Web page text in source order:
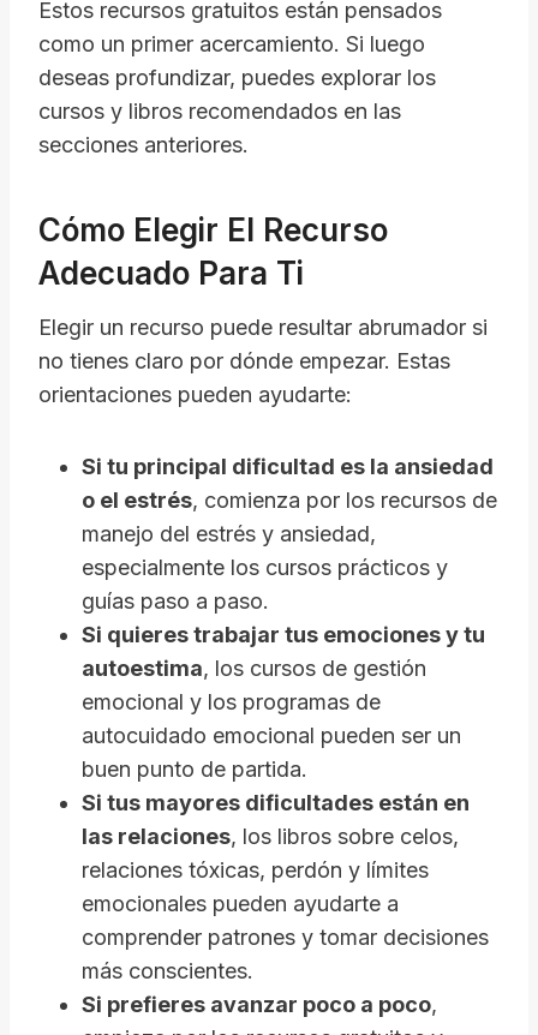
Estos recursos gratuitos están pensados
como un primer acercamiento. Si luego
deseas profundizar, puedes explorar los
cursos y libros recomendados en las
secciones anteriores.
Cómo Elegir El Recurso
Adecuado Para Ti
Elegir un recurso puede resultar abrumador si
no tienes claro por dónde empezar. Estas
orientaciones pueden ayudarte:
Si tu principal dificultad es la ansiedad
o el estrés, comienza por los recursos de
manejo del estrés y ansiedad,
especialmente los cursos prácticos y
guías paso a paso.
Si quieres trabajar tus emociones y tu
autoestima, los cursos de gestión
emocional y los programas de
autocuidado emocional pueden ser un
buen punto de partida.
Si tus mayores dificultades están en
las relaciones, los libros sobre celos,
relaciones tóxicas, perdón y límites
emocionales pueden ayudarte a
comprender patrones y tomar decisiones
más conscientes.
Si prefieres avanzar poco a poco,